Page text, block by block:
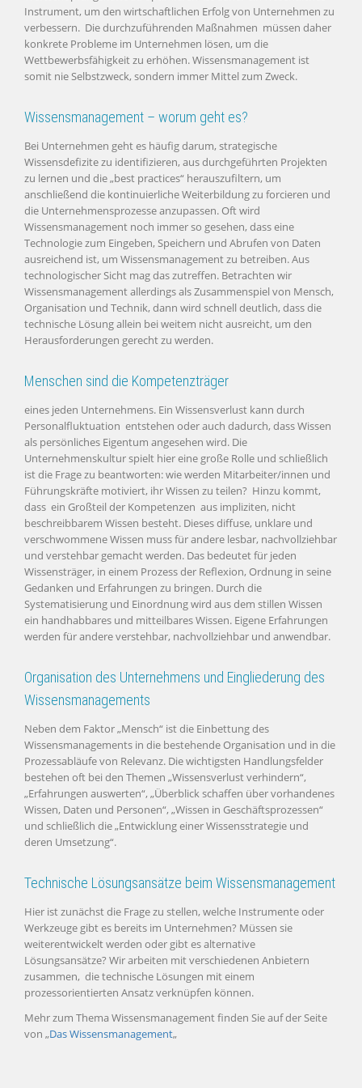
Instrument, um den wirtschaftlichen Erfolg von Unternehmen zu
verbessern. Die durchzuführenden Maßnahmen müssen daher
konkrete Probleme im Unternehmen lösen, um die
Wettbewerbsfähigkeit zu erhöhen. Wissensmanagement ist
somit nie Selbstzweck, sondern immer Mittel zum Zweck.
Wissensmanagement – worum geht es?
Bei Unternehmen geht es häufig darum, strategische
Wissensdefizite zu identifizieren, aus durchgeführten Projekten
zu lernen und die „best practices“ herauszufiltern, um
anschließend die kontinuierliche Weiterbildung zu forcieren und
die Unternehmensprozesse anzupassen. Oft wird
Wissensmanagement noch immer so gesehen, dass eine
Technologie zum Eingeben, Speichern und Abrufen von Daten
ausreichend ist, um Wissensmanagement zu betreiben. Aus
technologischer Sicht mag das zutreffen. Betrachten wir
Wissensmanagement allerdings als Zusammenspiel von Mensch,
Organisation und Technik, dann wird schnell deutlich, dass die
technische Lösung allein bei weitem nicht ausreicht, um den
Herausforderungen gerecht zu werden.
Menschen sind die Kompetenzträger
eines jeden Unternehmens. Ein Wissensverlust kann durch
Personalfluktuation entstehen oder auch dadurch, dass Wissen
als persönliches Eigentum angesehen wird. Die
Unternehmenskultur spielt hier eine große Rolle und schließlich
ist die Frage zu beantworten: wie werden Mitarbeiter/innen und
Führungskräfte motiviert, ihr Wissen zu teilen? Hinzu kommt,
dass ein Großteil der Kompetenzen aus impliziten, nicht
beschreibbarem Wissen besteht. Dieses diffuse, unklare und
verschwommene Wissen muss für andere lesbar, nachvollziehbar
und verstehbar gemacht werden. Das bedeutet für jeden
Wissensträger, in einem Prozess der Reflexion, Ordnung in seine
Gedanken und Erfahrungen zu bringen. Durch die
Systematisierung und Einordnung wird aus dem stillen Wissen
ein handhabbares und mitteilbares Wissen. Eigene Erfahrungen
werden für andere verstehbar, nachvollziehbar und anwendbar.
Organisation des Unternehmens und Eingliederung des
Wissensmanagements
Neben dem Faktor „Mensch“ ist die Einbettung des
Wissensmanagements in die bestehende Organisation und in die
Prozessabläufe von Relevanz. Die wichtigsten Handlungsfelder
bestehen oft bei den Themen „Wissensverlust verhindern“,
„Erfahrungen auswerten“, „Überblick schaffen über vorhandenes
Wissen, Daten und Personen“, „Wissen in Geschäftsprozessen“
und schließlich die „Entwicklung einer Wissensstrategie und
deren Umsetzung“.
Technische Lösungsansätze beim Wissensmanagement
Hier ist zunächst die Frage zu stellen, welche Instrumente oder
Werkzeuge gibt es bereits im Unternehmen? Müssen sie
weiterentwickelt werden oder gibt es alternative
Lösungsansätze? Wir arbeiten mit verschiedenen Anbietern
zusammen, die technische Lösungen mit einem
prozessorientierten Ansatz verknüpfen können.
Mehr zum Thema Wissensmanagement finden Sie auf der Seite
von „Das Wissensmanagement„